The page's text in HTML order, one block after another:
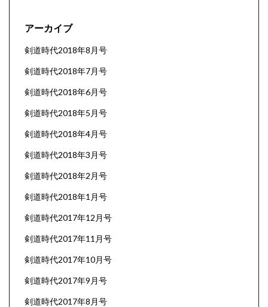
アーカイブ
剣道時代2018年8月号
剣道時代2018年7月号
剣道時代2018年6月号
剣道時代2018年5月号
剣道時代2018年4月号
剣道時代2018年3月号
剣道時代2018年2月号
剣道時代2018年1月号
剣道時代2017年12月号
剣道時代2017年11月号
剣道時代2017年10月号
剣道時代2017年9月号
剣道時代2017年8月号